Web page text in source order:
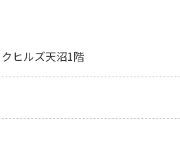
ヒルズ天沼1階